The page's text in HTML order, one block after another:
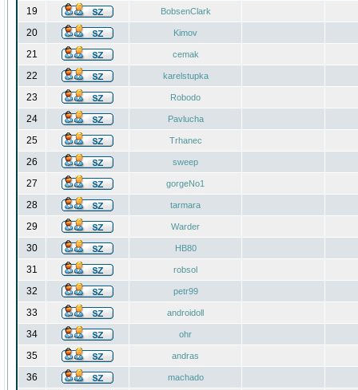
19 BobsenClark
20 Kimov
21 cemak
22 karelstupka
23 Robodo
24 Pavlucha
25 Trhanec
26 sweep
27 gorgeNo1
28 tarmara
29 Warder
30 HB80
31 robsol
32 petr99
33 androidoll
34 ohr
35 andras
36 machado